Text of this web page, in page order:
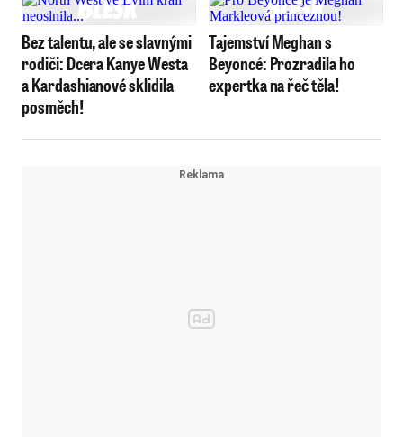
Bez talentu, ale se slavnými
rodiči: Dcera Kanye Westa
a Kardashianové sklidila
posměch!
Tajemství Meghan s
Beyoncé: Prozradila ho
expertka na řeč těla!